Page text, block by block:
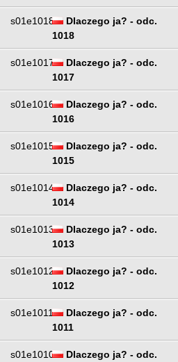
s01e1018
Dlaczego ja? - odc.
1018
s01e1017
Dlaczego ja? - odc.
1017
s01e1016
Dlaczego ja? - odc.
1016
s01e1015
Dlaczego ja? - odc.
1015
s01e1014
Dlaczego ja? - odc.
1014
s01e1013
Dlaczego ja? - odc.
1013
s01e1012
Dlaczego ja? - odc.
1012
s01e1011
Dlaczego ja? - odc.
1011
s01e1010
Dlaczego ja? - odc.